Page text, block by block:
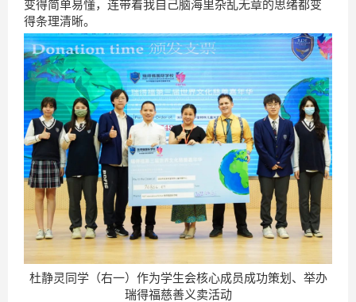
变得简单易懂，连带着我自己脑海里杂乱无章的思绪都变
得条理清晰。
杜静灵同学（右一）作为学生会核心成员成功策划、举办
瑞得福慈善义卖活动